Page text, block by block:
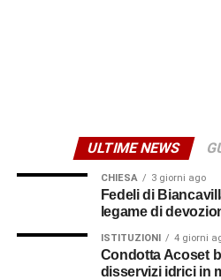
ULTIME NEWS
CHIESA 3 giorni ago
Fedeli di
legame di
ISTITUZIONI 4 giorni
Condotta Acoset
disservizi idrici in